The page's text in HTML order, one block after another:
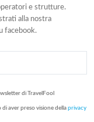
e strutture.
alla nostra
facebook.
diTravelFool
aver preso visione dellaprivacy